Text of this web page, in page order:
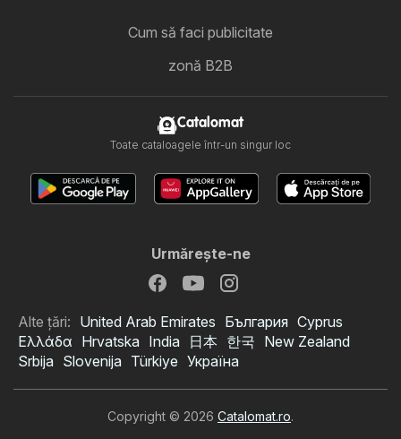
Cum să faci publicitate
zonă B2B
Catalomat
Toate cataloagele într-un singur loc
Urmăreşte-ne
Alte țări: United Arab Emirates България Cyprus
Ελλάδα Hrvatska India 日本 한국 New Zealand
Srbija Slovenija Türkiye Україна
Copyright © 2026 Catalomat.ro.